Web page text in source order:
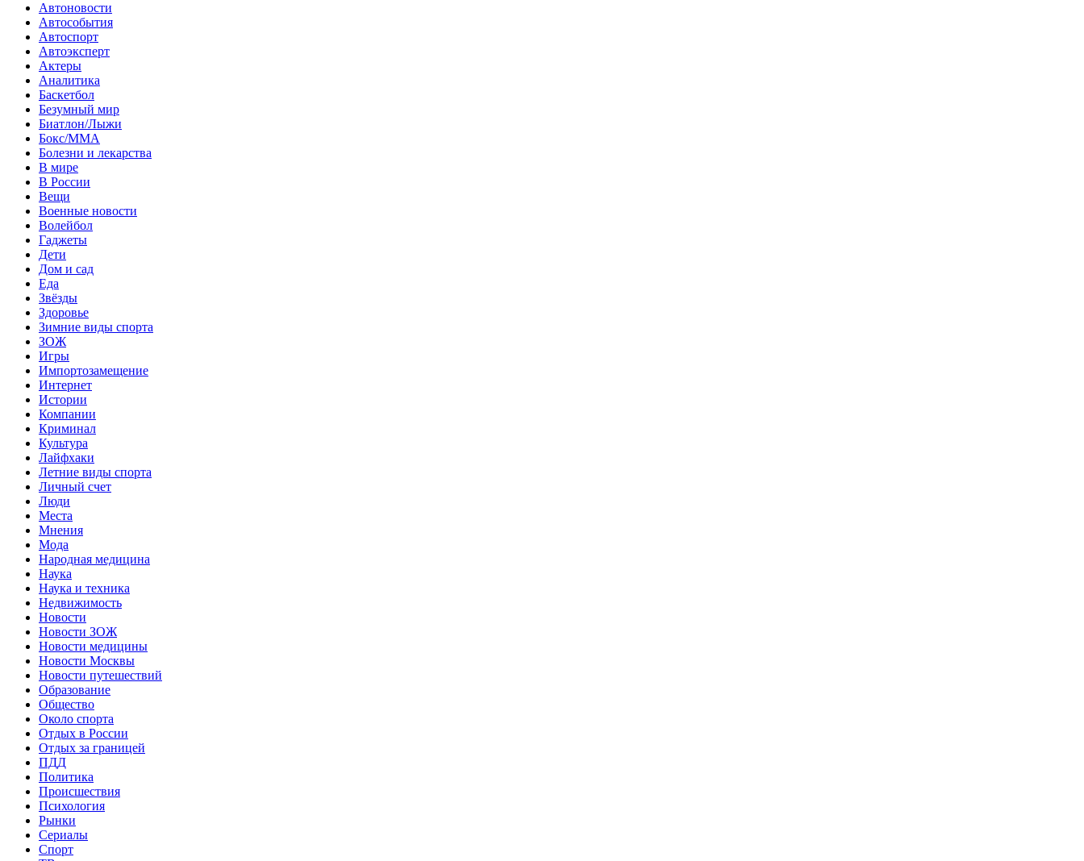
Автоновости
Автособытия
Автоспорт
Автоэксперт
Актеры
Аналитика
Баскетбол
Безумный мир
Биатлон/Лыжи
Бокс/MMA
Болезни и лекарства
В мире
В России
Вещи
Военные новости
Волейбол
Гаджеты
Дети
Дом и сад
Еда
Звёзды
Здоровье
Зимние виды спорта
ЗОЖ
Игры
Импортозамещение
Интернет
Истории
Компании
Криминал
Культура
Лайфхаки
Летние виды спорта
Личный счет
Люди
Места
Мнения
Мода
Народная медицина
Наука
Наука и техника
Недвижимость
Новости
Новости ЗОЖ
Новости медицины
Новости Москвы
Новости путешествий
Образование
Общество
Около спорта
Отдых в России
Отдых за границей
ПДД
Политика
Происшествия
Психология
Рынки
Сериалы
Спорт